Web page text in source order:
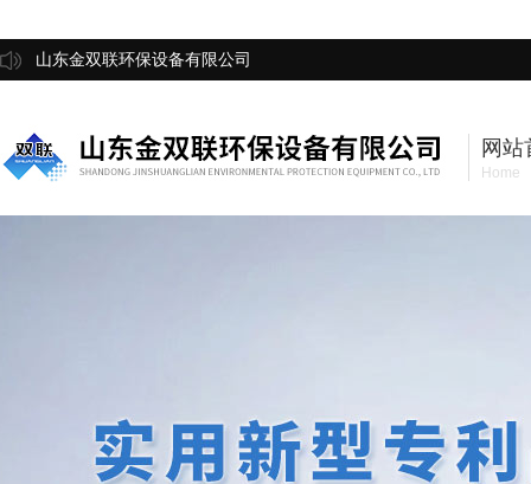
山东金双联环保设备有限公司
网站
Home